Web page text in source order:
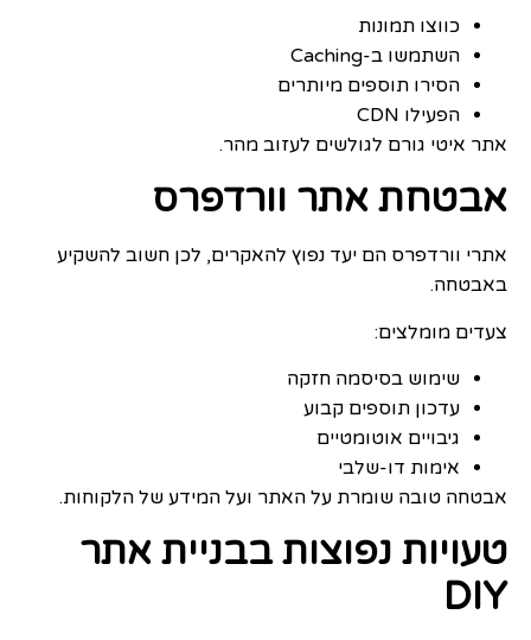
כווצו תמונות
השתמשו ב-Caching
הסירו תוספים מיותרים
הפעילו CDN
אתר איטי גורם לגולשים לעזוב מהר.
אבטחת אתר וורדפרס
אתרי וורדפרס הם יעד נפוץ להאקרים, לכן חשוב להשקיע
באבטחה.
צעדים מומלצים:
שימוש בסיסמה חזקה
עדכון תוספים קבוע
גיבויים אוטומטיים
אימות דו-שלבי
אבטחה טובה שומרת על האתר ועל המידע של הלקוחות.
טעויות נפוצות בבניית אתר
DIY